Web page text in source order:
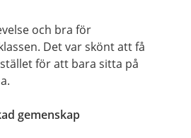
och bra för
Det var skönt att få
för att bara sitta på
gemenskap